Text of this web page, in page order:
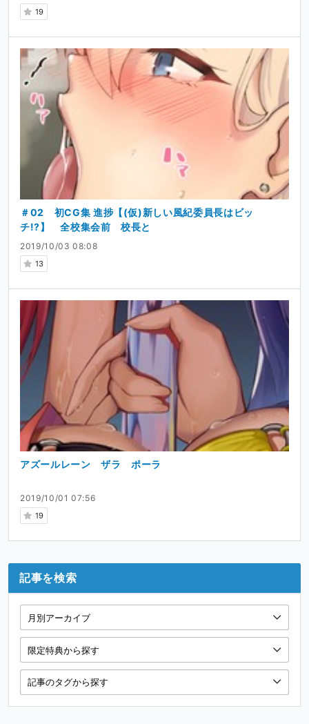
19
2019/10/03 08:08
13
＃02 初CG集 進捗【(仮)新しい風紀委員長はビッ
チ!?】 全校集会前 校長と
2019/10/01 07:56
19
アズールレーン ザラ ポーラ
記事を検索